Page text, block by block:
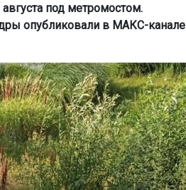
под метромостом.
опубликовали в МАКС-канале